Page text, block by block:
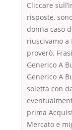
Cliccare
risposte,
donna caso
riuscivamo
proverò.
Generico A
Generico A
soletta con
prima
Mercato e